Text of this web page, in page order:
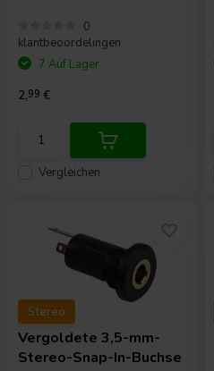
0
klantbeoordelingen
Vergleichen
7 Auf Lager
2,99 €
Stereo
Vergoldete 3,5-mm-
Stereo-Snap-In-Buchse